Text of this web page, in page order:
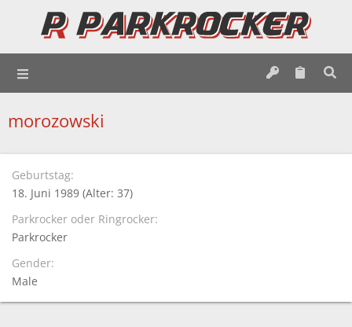
morozowski
Geburtstag
18. Juni 1989 (Alter: 37)
Parkrocker oder Ringrocker
Parkrocker
Gender
Male